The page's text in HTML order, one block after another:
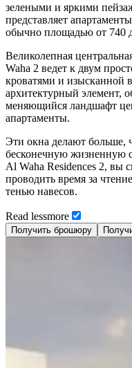
зелеными и яркими
представляет
обычно площадью от 740
Великолепная
Waha 2 ведет к двум
кроватями и изысканной
архитектурный элемент,
меняющийся ландшафт
апартаменты.
Эти окна делают больше,
бесконечную жизненную
Al Waha Residences 2, вы
проводить время за
тенью навесов.
Read lessmore
Получить брошюру